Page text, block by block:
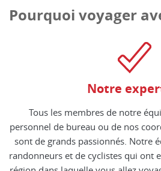
Pourquoi voyager
Notre
Tous les membres de notre
personnel de bureau ou de nos
sont de grands passionnés. Notre
randonneurs et de cyclistes qui ont